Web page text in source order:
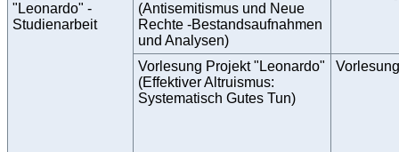
"Leonardo" -
Studienarbeit
(Antisemitismus und Neue
Rechte -Bestandsaufnahmen
und Analysen)
Vorlesung Projekt "Leonardo"
(Effektiver Altruismus:
Systematisch Gutes Tun)
Vorlesung